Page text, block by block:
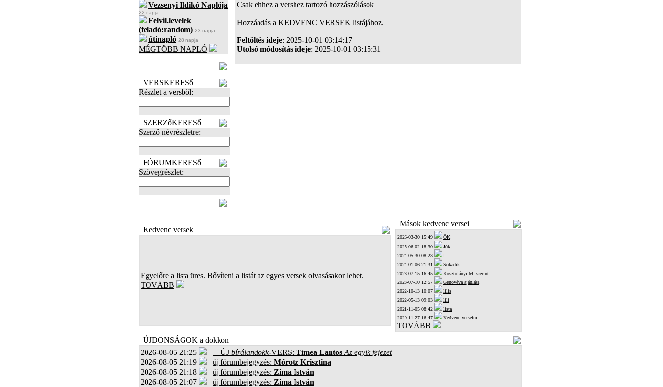
Vezsenyi Ildikó Naplója
22 napja
Felvil.levelek
(feladó:random) 23 napja
útinapló 28 napja
MÉGTÖBB NAPLÓ
VERSKERESő
Részlet a versből:
SZERZőKERESő
Szerző névrészletre:
FÓRUMKERESő
Szövegrészlet:
Csak ehhez a vershez tartozó hozzászólások
Hozzáadás a KEDVENC VERSEK listájához.
Feltöltés ideje: 2025-10-01 03:14:17
Utolsó módosítás ideje: 2025-10-01 03:15:31
Kedvenc versek
Egyelőre a lista üres. Bővíteni a listát az egyes versek olvasásakor lehet.
TOVÁBB
Mások kedvenc versei
2026-03-30 15:49
ŐK
2025-06-02 18:30
Jók
2024-05-30 08:23
l
2024-01-06 21:31
Sokadik
2023-07-15 16:45
Kosztolányi M. szerint
2023-07-10 12:57
Genovéva ajánlása
2022-10-13 10:07
lilis
2022-05-13 09:03
lili
2021-11-05 08:42
lista
2020-11-27 16:47
Kedvenc verseim
TOVÁBB
ÚJDONSÁGOK a dokkon
2026-08-05 21:25
ÚJ bírálandokk-VERS: Tímea Lantos Az egyik fejezet
2026-08-05 21:19
új fórumbejegyzés: Mórotz Krisztina
2026-08-05 21:18
új fórumbejegyzés: Zima István
2026-08-05 21:07
új fórumbejegyzés: Zima István